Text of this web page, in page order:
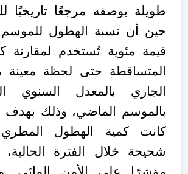
طويلة بوصفه مرجعًا تاريخيًا
حين أن نسبة الهطول
قيمة مئوية تُستخدم لمقارنة
المتساقطة حتى لحظة
الجاري بالمعدل السنوي
بالموسم الماضي، وذلك بهدف
كانت كمية الهطول
شحيحة خلال الفترة الحالية،